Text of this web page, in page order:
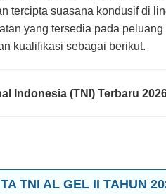
tercipta suasana kondusif di
yang tersedia pada
kualifikasi sebagai berikut.
Indonesia (TNI) Terbaru
TNI AL GEL II TAHUN